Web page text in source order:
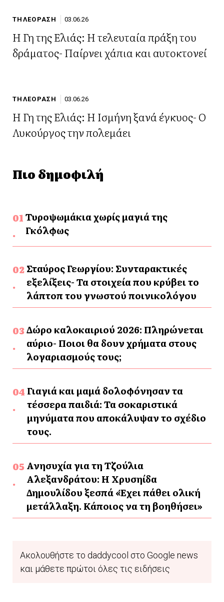
ΤΗΛΕΟΡΑΣΗ 03.06.26
Η Γη της Ελιάς: Η τελευταία πράξη του
δράματος- Παίρνει χάπια και αυτοκτονεί
ΤΗΛΕΟΡΑΣΗ 03.06.26
Η Γη της Ελιάς: Η Ισμήνη ξανά έγκυος- Ο
Λυκούργος την πολεμάει
Πιο δημοφιλή
Τυροψωμάκια χωρίς μαγιά της
Γκόλφως
Σταύρος Γεωργίου: Συνταρακτικές
εξελίξεις- Τα στοιχεία που κρύβει το
λάπτοπ του γνωστού ποινικολόγου
Δώρο καλοκαιριού 2026: Πληρώνεται
αύριο- Ποιοι θα δουν χρήματα στους
λογαριασμούς τους;
Γιαγιά και μαμά δολοφόνησαν τα
τέσσερα παιδιά: Τα σοκαριστικά
μηνύματα που αποκάλυψαν το σχέδιο
τους.
Ανησυχία για τη Τζούλια
Αλεξανδράτου: Η Χρυσηίδα
Δημουλίδου ξεσπά «Έχει πάθει ολική
μετάλλαξη. Κάποιος να τη βοηθήσει»
Ακολουθήστε το daddycool στο Google news
και μάθετε πρώτοι όλες τις ειδήσεις